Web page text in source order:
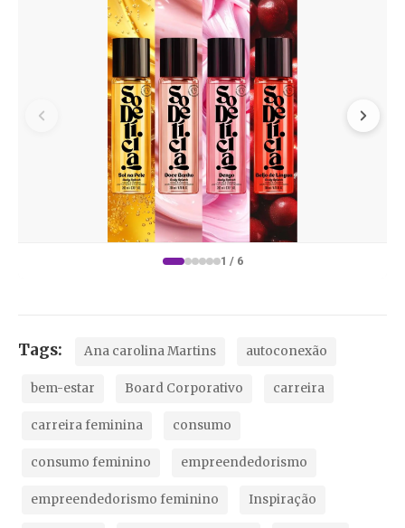
1 / 6
Tags: Ana carolina Martins autoconexão
bem-estar Board Corporativo carreira
carreira feminina consumo
consumo feminino empreendedorismo
empreendedorismo feminino Inspiração